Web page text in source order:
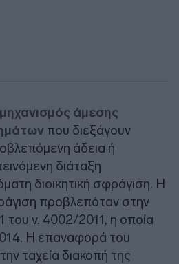
άμεσης
που διεξάγουν
άδεια ή
διάταξη
διοικητική σφράγιση. Η
προβλεπόταν στην
του ν. 4002/2011, η οποία
Η επαναφορά του
ταχεία διακοπή της